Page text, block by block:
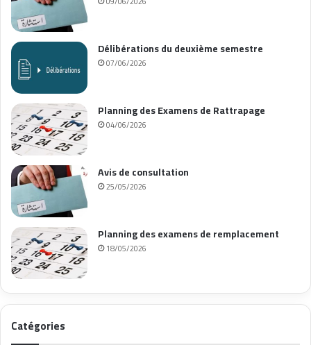
Délibérations du deuxième semestre
07/06/2026
Planning des Examens de Rattrapage
04/06/2026
Avis de consultation
25/05/2026
Planning des examens de remplacement
18/05/2026
Catégories